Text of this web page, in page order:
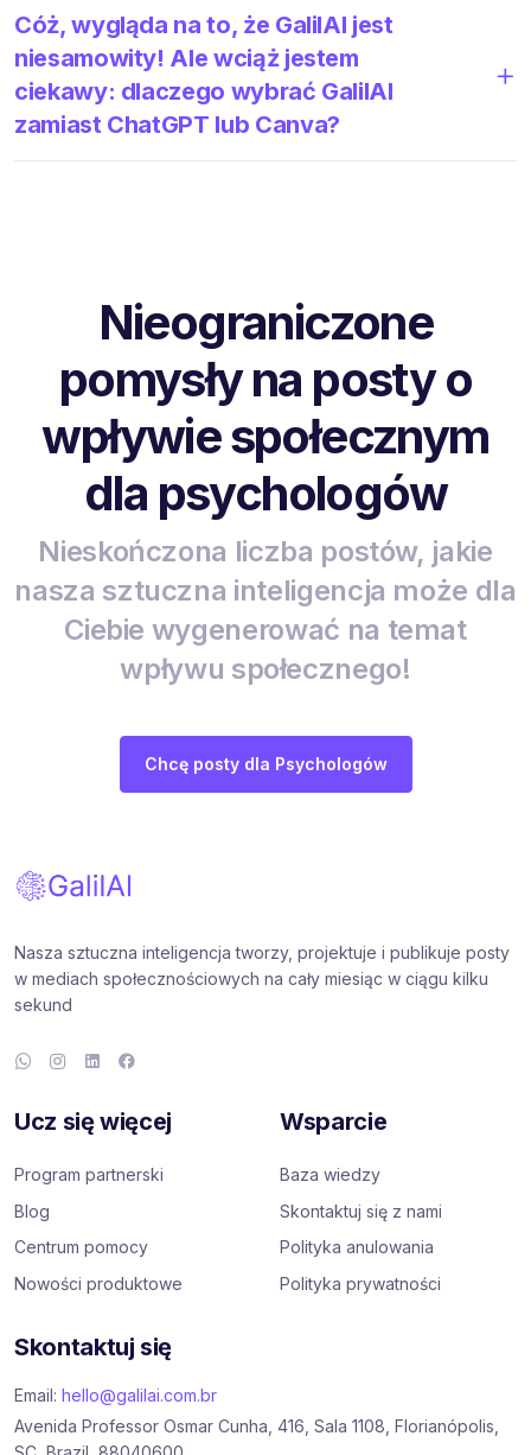
Cóż, wygląda na to, że GalilAI jest
niesamowity! Ale wciąż jestem
ciekawy: dlaczego wybrać GalilAI
zamiast ChatGPT lub Canva?
Nieograniczone
pomysły na posty o
wpływie społecznym
dla psychologów
Nieskończona liczba postów, jakie
nasza sztuczna inteligencja może dla
Ciebie wygenerować na temat
wpływu społecznego!
Chcę posty dla Psychologów
Nasza sztuczna inteligencja tworzy, projektuje i publikuje posty
w mediach społecznościowych na cały miesiąc w ciągu kilku
sekund
Ucz się więcej
Program partnerski
Blog
Centrum pomocy
Nowości produktowe
Wsparcie
Baza wiedzy
Skontaktuj się z nami
Polityka anulowania
Polityka prywatności
Skontaktuj się
Email: hello@galilai.com.br
Avenida Professor Osmar Cunha, 416, Sala 1108, Florianópolis,